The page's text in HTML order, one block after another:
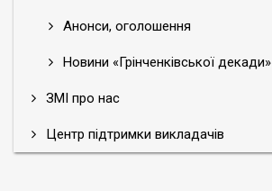
Анонси, оголошення
Новини «Грінченківської декади»
ЗМІ про нас
Центр підтримки викладачів